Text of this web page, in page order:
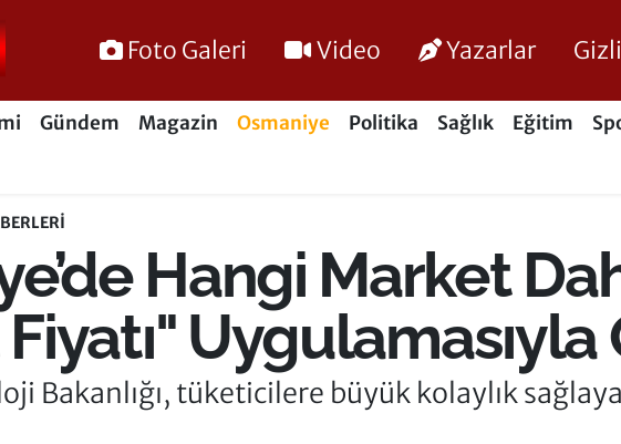
Foto Galeri Video Yazarlar
Gündem Magazin Osmaniye Politika Sağlık Eğitim
Hangi Market
Bakanlığı, tüketicilere büyük kolaylık